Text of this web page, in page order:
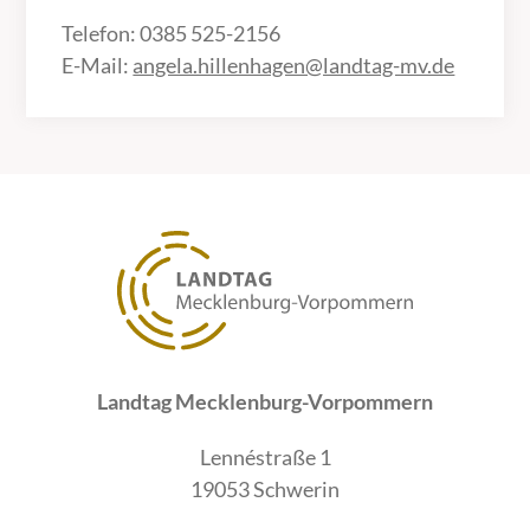
Telefon: 0385 525-2156
E-Mail: angela.hillenhagen@landtag-mv.de
Landtag Mecklenburg-Vorpommern
Lennéstraße 1
19053 Schwerin